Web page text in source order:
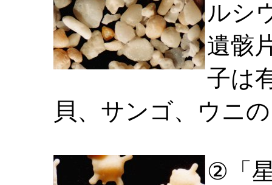
ルシ
遺骸
子は
貝、サンゴ、ウニ
②「